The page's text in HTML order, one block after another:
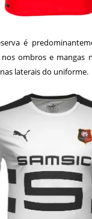
é
ombros e mangas
laterais do uniforme.